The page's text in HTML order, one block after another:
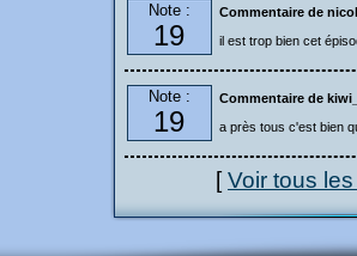
Note :
19
Commentaire de
il est trop bien cet
Note :
19
Commentaire de
a près tous c'est bien
[Voir tous